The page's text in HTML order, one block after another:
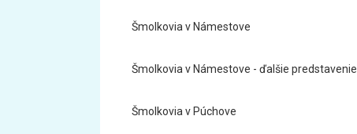
Šmolkovia v Námestove
Šmolkovia v Námestove - ďalšie predstavenie
Šmolkovia v Púchove